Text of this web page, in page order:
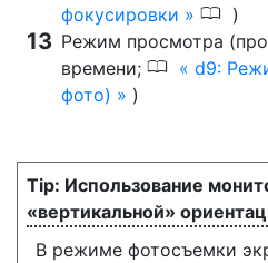
фокусировки 0 )
Режим просмотра
времени; 0
d9:
фото)
)
Использование
«вертикальной»
В режиме фотосъемки